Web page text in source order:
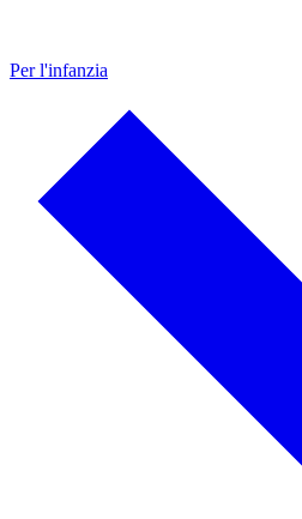
Per l'infanzia